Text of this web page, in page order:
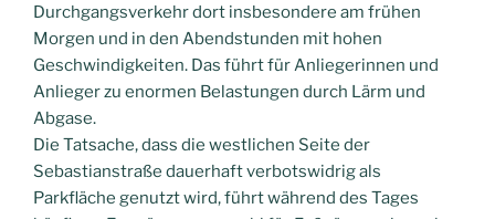
Durchgangsverkehr dort insbesondere am frühen
Morgen und in den Abendstunden mit hohen
Geschwindigkeiten. Das führt für Anliegerinnen und
Anlieger zu enormen Belastungen durch Lärm und
Abgase.
Die Tatsache, dass die westlichen Seite der
Sebastianstraße dauerhaft verbotswidrig als
Parkfläche genutzt wird, führt während des Tages